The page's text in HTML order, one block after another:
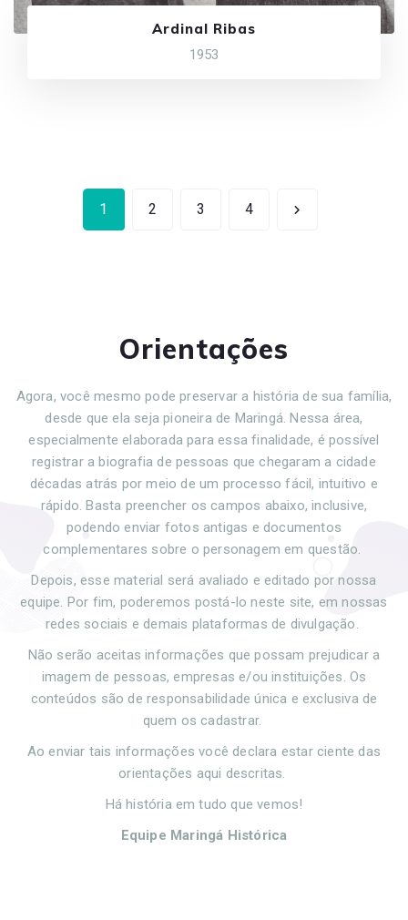
Ardinal Ribas
1953
1 2 3 4
Orientações
Agora, você mesmo pode preservar a história de sua família,
desde que ela seja pioneira de Maringá. Nessa área,
especialmente elaborada para essa finalidade, é possível
registrar a biografia de pessoas que chegaram a cidade
décadas atrás por meio de um processo fácil, intuitivo e
rápido. Basta preencher os campos abaixo, inclusive,
podendo enviar fotos antigas e documentos
complementares sobre o personagem em questão.
Depois, esse material será avaliado e editado por nossa
equipe. Por fim, poderemos postá-lo neste site, em nossas
redes sociais e demais plataformas de divulgação.
Não serão aceitas informações que possam prejudicar a
imagem de pessoas, empresas e/ou instituições. Os
conteúdos são de responsabilidade única e exclusiva de
quem os cadastrar.
Ao enviar tais informações você declara estar ciente das
orientações aqui descritas.
Há história em tudo que vemos!
Equipe Maringá Histórica